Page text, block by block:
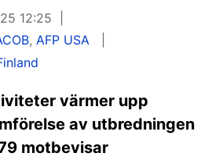
12:25
,AFP USA
värmer upp
av utbredningen
motbevisar